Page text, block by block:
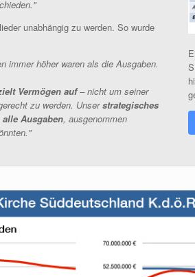
unabhängig zu werden. So wurde
immer höher waren als die Ausgaben.
Vermögen auf– nicht um seiner
zu werden. Unserstrategisches
alle Ausgaben, ausgenommen